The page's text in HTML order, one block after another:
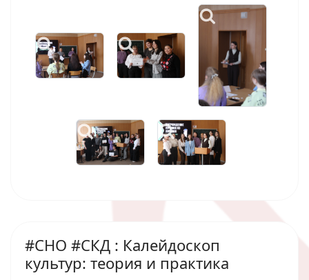
#СНО #СКД : Калейдоскоп
культур: теория и практика